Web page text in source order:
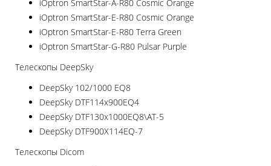
iOptron SmartStar-A-R80 Cosmic Orange
iOptron SmartStar-E-R80 Cosmic Orange
iOptron SmartStar-E-R80 Terra Green
iOptron SmartStar-G-R80 Pulsar Purple
Телескопы DeepSky
DeepSky 102/1000 EQ8
DeepSky DTF114x900EQ4
DeepSky DTF130x1000EQ8\AT-5
DeepSky DTF900X114EQ-7
Телескопы Dicom